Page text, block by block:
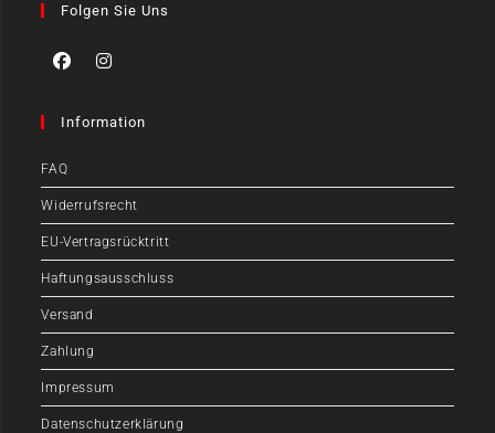
Folgen Sie Uns
Information
FAQ
Widerrufsrecht
EU-Vertragsrücktritt
Haftungsausschluss
Versand
Zahlung
Impressum
Datenschutzerklärung